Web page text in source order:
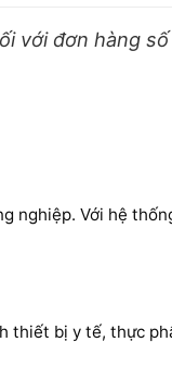
với đơn hàng
nghiệp. Với hệ
thiết bị y tế, thực